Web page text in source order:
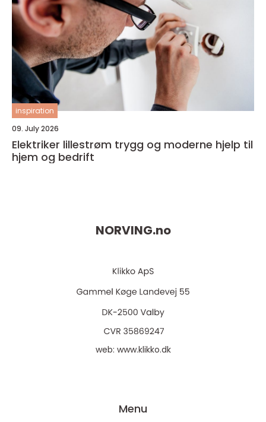
inspiration
09. July 2026
Elektriker lillestrøm trygg og moderne hjelp til
hjem og bedrift
NORVING.no
web: www.klikko.dk
Menu